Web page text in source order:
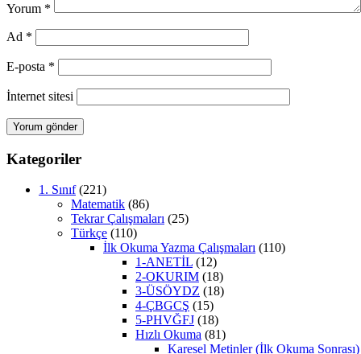
Yorum *
Ad *
E-posta *
İnternet sitesi
Kategoriler
1. Sınıf(221)
Matematik (86)
Tekrar Çalışmaları (25)
Türkçe (110)
İlk Okuma Yazma Çalışmaları (110)
1-ANETİL (12)
2-OKURIM (18)
3-ÜSÖYDZ (18)
4-ÇBGCŞ (15)
5-PHVĞFJ (18)
Hızlı Okuma (81)
Karesel Metinler (İlk Okuma Sonrası)